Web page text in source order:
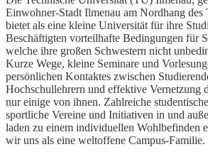
Einwohner-Stadt Ilmenau am Nordhang des
bietet als eine kleine Universität für ihre
Beschäftigten vorteilhafte Bedingungen für
welche ihre großen Schwestern nicht
Kurze Wege, kleine Seminare und
persönlichen Kontaktes zwischen
Hochschullehrern und effektive Vernetzung
nur einige von ihnen. Zahlreiche
sportliche Vereine und Initiativen in und
laden zu einem individuellen Wohlbefinden
wir uns als eine weltoffene Campus-Familie.